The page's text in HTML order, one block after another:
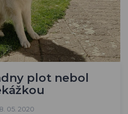
plot nebol
05. 2020